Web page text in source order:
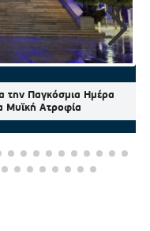
την Παγκόσμια Ημέρα
Μυϊκή Ατροφία